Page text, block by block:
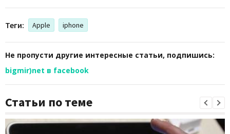
Теги: Apple iphone
Не пропусти другие интересные статьи, подпишись:
bigmir)net в facebook
Статьи по теме